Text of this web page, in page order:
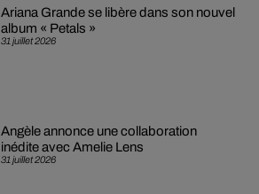
31 juillet 2026
Ariana Grande se libère dans son nouvel
album « Petals »
31 juillet 2026
Angèle annonce une collaboration
inédite avec Amelie Lens